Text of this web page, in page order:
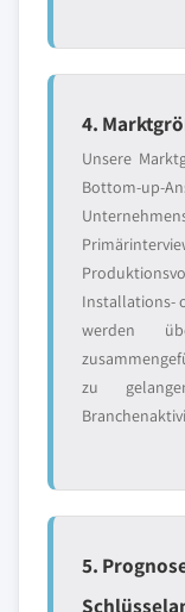
4.
Unsere
Bottom-
Installations-
werden
zu
5.